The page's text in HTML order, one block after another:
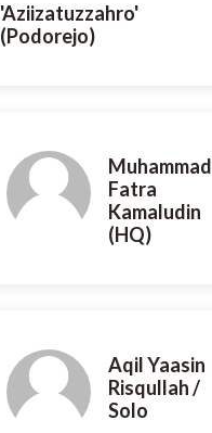
'Aziizatuzzahro'
(Podorejo)
Muhammad
Fatra
Kamaludin
(HQ)
Aqil Yaasin
Risqullah /
Solo